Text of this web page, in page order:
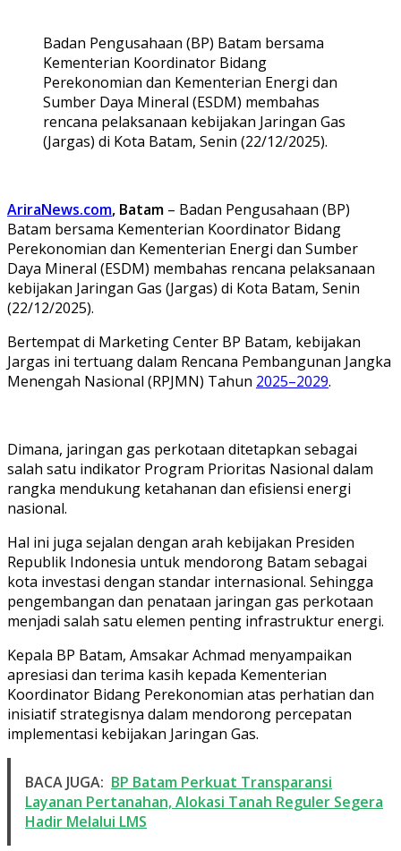
Badan Pengusahaan (BP) Batam bersama
Kementerian Koordinator Bidang
Perekonomian dan Kementerian Energi dan
Sumber Daya Mineral (ESDM) membahas
rencana pelaksanaan kebijakan Jaringan Gas
(Jargas) di Kota Batam, Senin (22/12/2025).
AriraNews.com, Batam – Badan Pengusahaan (BP)
Batam bersama Kementerian Koordinator Bidang
Perekonomian dan Kementerian Energi dan Sumber
Daya Mineral (ESDM) membahas rencana pelaksanaan
kebijakan Jaringan Gas (Jargas) di Kota Batam, Senin
(22/12/2025).
Bertempat di Marketing Center BP Batam, kebijakan
Jargas ini tertuang dalam Rencana Pembangunan Jangka
Menengah Nasional (RPJMN) Tahun 2025–2029.
Dimana, jaringan gas perkotaan ditetapkan sebagai
salah satu indikator Program Prioritas Nasional dalam
rangka mendukung ketahanan dan efisiensi energi
nasional.
Hal ini juga sejalan dengan arah kebijakan Presiden
Republik Indonesia untuk mendorong Batam sebagai
kota investasi dengan standar internasional. Sehingga
pengembangan dan penataan jaringan gas perkotaan
menjadi salah satu elemen penting infrastruktur energi.
Kepala BP Batam, Amsakar Achmad menyampaikan
apresiasi dan terima kasih kepada Kementerian
Koordinator Bidang Perekonomian atas perhatian dan
inisiatif strategisnya dalam mendorong percepatan
implementasi kebijakan Jaringan Gas.
BACA JUGA: BP Batam Perkuat Transparansi
Layanan Pertanahan, Alokasi Tanah Reguler Segera
Hadir Melalui LMS